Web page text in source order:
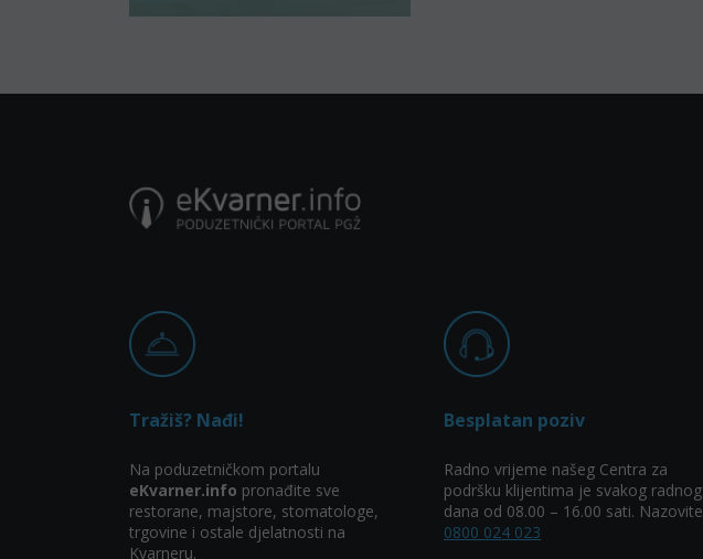
Tražiš? Nađi!
Na poduzetničkom portalu
eKvarner.info pronađite sve
restorane, majstore, stomatologe,
trgovine i ostale djelatnosti na
Kvarneru.
Besplatan poziv
Radno vrijeme našeg Centra za
podršku klijentima je svakog radnog
dana od 08.00 – 16.00 sati. Nazovite
0800 024 023